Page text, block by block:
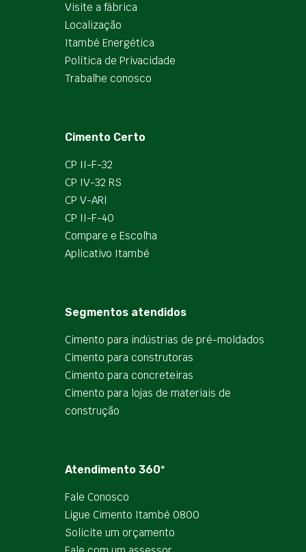
Visite a fábrica
Localização
Itambé Energética
Política de Privacidade
Trabalhe conosco
Cimento Certo
CP II-F-32
CP IV-32 RS
CP V-ARI
CP II-F-40
Compare e Escolha
Aplicativo Itambé
Segmentos atendidos
Cimento para indústrias de pré-moldados
Cimento para construtoras
Cimento para concreteiras
Cimento para lojas de materiais de
construção
Atendimento 360º
Fale Conosco
Ligue Cimento Itambé 0800
Solicite um orçamento